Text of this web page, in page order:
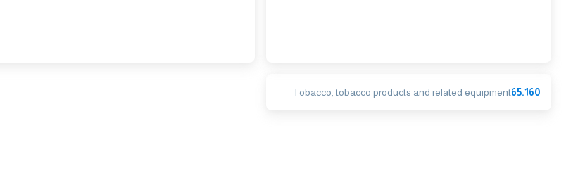
65.160
Tobacco, tobacco products and related equipment